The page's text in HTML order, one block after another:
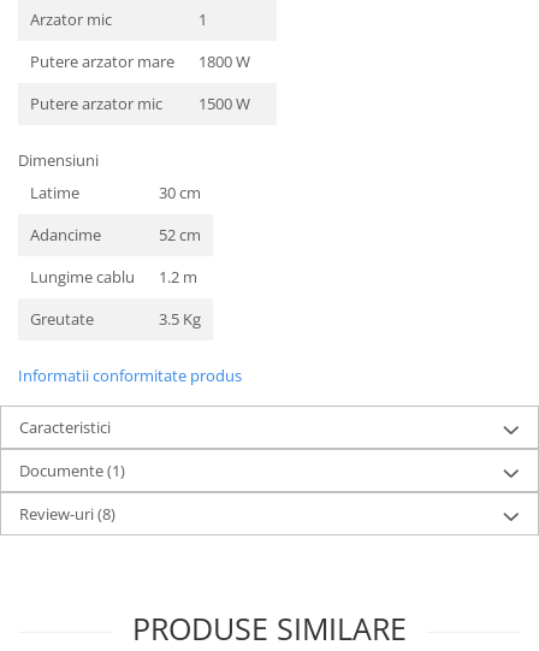
Arzator mic
1
Putere arzator mare
1800 W
Putere arzator mic
1500 W
Dimensiuni
Latime
30 cm
Adancime
52 cm
Lungime cablu
1.2 m
Greutate
3.5 Kg
Informatii conformitate produs
Caracteristici
Documente (1)
Review-uri(8)
PRODUSE SIMILARE